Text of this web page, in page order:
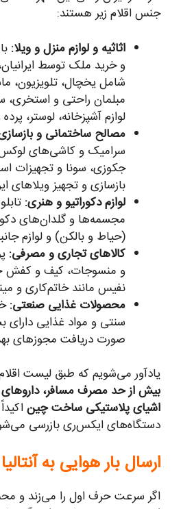
جنس اقلام زیر هستند:
اثاثیه و لوازم منزل و ویلا:
و خرید ملک توسط
شامل یخچال، تلویزیون،
مبلمان راحتی و
لوازم آشپزخانه، لوستر،
مصالح ساختمانی و
سرامیک و کاشی‌های
جکوزی، سونا و تجهیزات
بازسازی و تجهیز ویلاهای
لوازم دکوراتیو و هنری:
مجسمه‌ها و گلدان‌های
(حیاط و بالکن) و لوازم
کالاهای تجاری و مصرفی:
و منسوجات، کیف و کفش
نفیس مانند خاتم‌کاری و
محصولات غذایی صنعتی:
سنتی و مواد غذایی دارای
صورت دریافت مجوزهای
یادآور می‌شویم که طبق لیست
بیش از حد مصرف مسافر،
اشیای پلاستیکی ساخت چین
دستگاه‌های ایکس‌ری بازرسی
ارسال بار هوایی به آنتالیا
اگر سرعت حرف اول را می‌زند و